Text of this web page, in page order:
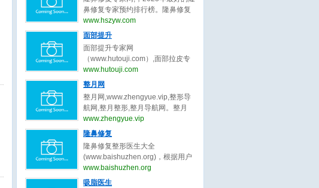
治疗过程中，热玛吉设备会发出特
定频率的射频能量，穿透皮肤表
层，到达皮肤深层组织。当射频能
量被组织中的水分子吸收后，会产
生热量，导致胶原蛋白纤维收缩，
并刺激新的胶原蛋白生成。
丽,吴焱秋,李燕,张颖,张冰洁,常冬青,
金鑫,王世勇,彭青和,刘晓伟,隋长清,
靳小雷,孔宇,杨丽,田国静,滕彦,林靖,
张大艳,韩勋,王岩,卢建建,金云波,顾
斌,高寿松,范海燕,林威,潘贰,陈芝,张
娇娇,方涛,秦小惠,何洁,楼善叶,武文
蕾,刘学源,阮庆玲,李光琴,冯传波,赵
成利,朱迪,张小川,刘辅容等关于双
眼皮修复的专家和信息。预约咨询
微信：bianmei0528。
刘冲,王阳,许占群,袁玉坤,乔爱军,马
梅生,李春财,程辰,田其,万晓楠,齐文
章,汪新伟,翟爽,吕倩雯,陈元良,孙笛,
曹孟君,冷冰,秦冬,龙成,刘玉钊,汪新
伟,张超,刘靖涛,李建锐,胡守舵,孙波,
盛玲玲,金洪尧,马桂娥,王维新,刘李
娜,郑岩,王乡宁,卢九宁,黄云福,李胜
旭,王勇,李增辉,卢新蕾,张荣明,刘彦
龙,詹炜卿,梁红伟,陈兵,张涛,唐亮,于
冬梅,鲁峰,刘杰伟,闫爱跃等关于吸
脂的专家和信息。预约咨询微信：
bianmei0528。
鼻修复专家预约排行榜。隆鼻修复
专家网，提供,韩加送,戴传昌,魏皎,
李圣利,韩嘉毅,李健,范锴,高顺福,刘
娟,任东,曲妙轩,葛志鑫,张龙,李保锴,
李信峰,向宏伟,李劲良,李长富,巫文
云,刘彦军,宫风勇,洪春,杜轶男,汪垟,
徐利刚,汪云锋,王英勇,王旭彬,陈倩,
赵士俊,王杰,李理,陈超群,叶子荣,柴
军,项昌峰,陈杰,李安平,孙前磊,陶俊,
龚涛,高山,曾高,安阳,路会,张辉,周
柯,牛勇敢,王艇,倪云志,韩国栋,冯雁
平,王欢,尤建军,胡俊峰,夏正义,李青
峰,罗汇东,张洪波,毕胜,王天国,曹芳,
王会勇,李文峰,刘志刚,朱灿,李希军,
周仪,江宝华,廖连平,贾德渊,范飞,李
爱林,王先成,李东,徐航,王军,欧阳春,
www.hszyw.com
面部提升
面部提升专家网
（www.hutouji.com）,面部拉皮专
家网,脸部除皱专家网，2025年最好
的面部提升专家预约排行榜。面部
皮,脸部除皱,脸部拉皮专家,面部拉
皮专家,脸部除皱专家,柳民熙,穆宝
安,黄寅守,杜太超,张海明,祝东升,袁
强,杨大平,王乙立,金云波,卢丙仑,王
召东,王冀耕,倪峰,蒋松林等关于面
部提升的专家和信息。预约咨询微
信：bianmei0528。
www.hutouji.com
整月网
整月网,www.zhengyue.vip,整形导
航网,整月整形,整月导航网。整月
网，整月整形导航网_收集全国最好
的整形美容网站。
www.zhengyue.vip
隆鼻修复
隆鼻修复整形医生大全
(www.baishuzhen.org)，根据用户
口碑收录全中国最好的隆鼻修复整
形医生，包括不限于隆鼻修复整形
www.baishuzhen.org
吸脂医生